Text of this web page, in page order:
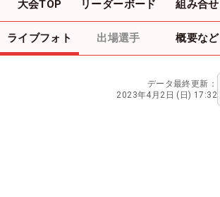
大会TOP リーダーボード 組み合せ
ライブフォト 出場選手 概要など
データ最終更新：
2023年4月2日 (日) 17:32